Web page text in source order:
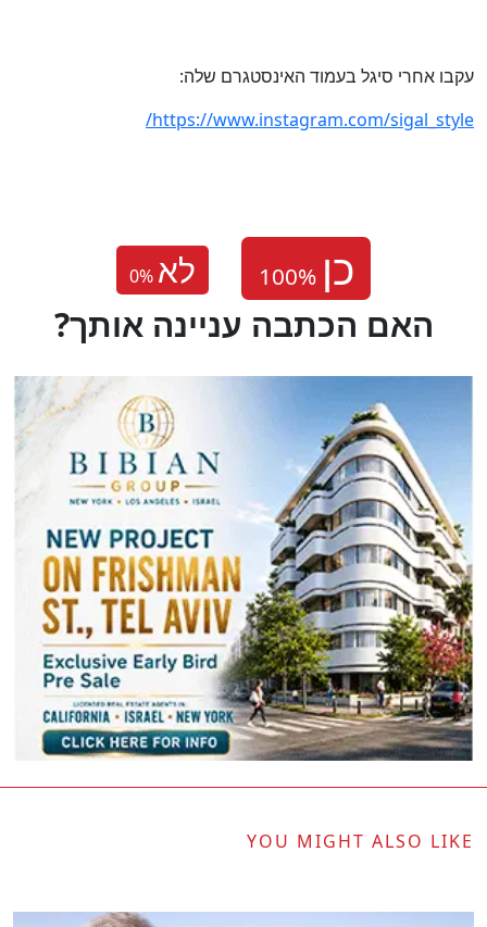
עקבו אחרי סיגל בעמוד האינסטגרם שלה:
https://www.instagram.com/sigal_style/
0% לא
?האם הכתבה עניינה אותך
YOU MIGHT ALSO LIKE